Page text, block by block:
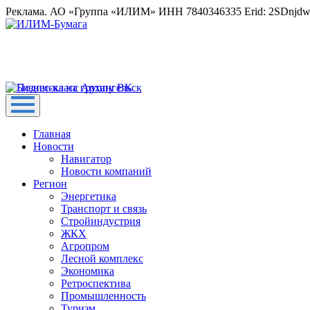
Реклама. АО «Группа «ИЛИМ» ИНН 7840346335 Erid:
Главная
Новости
Навигатор
Новости компаний
Регион
Энергетика
Транспорт и связь
Стройиндустрия
ЖКХ
Агропром
Лесной комплекс
Экономика
Ретроспектива
Промышленность